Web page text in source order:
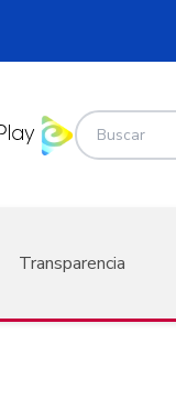
Transparencia